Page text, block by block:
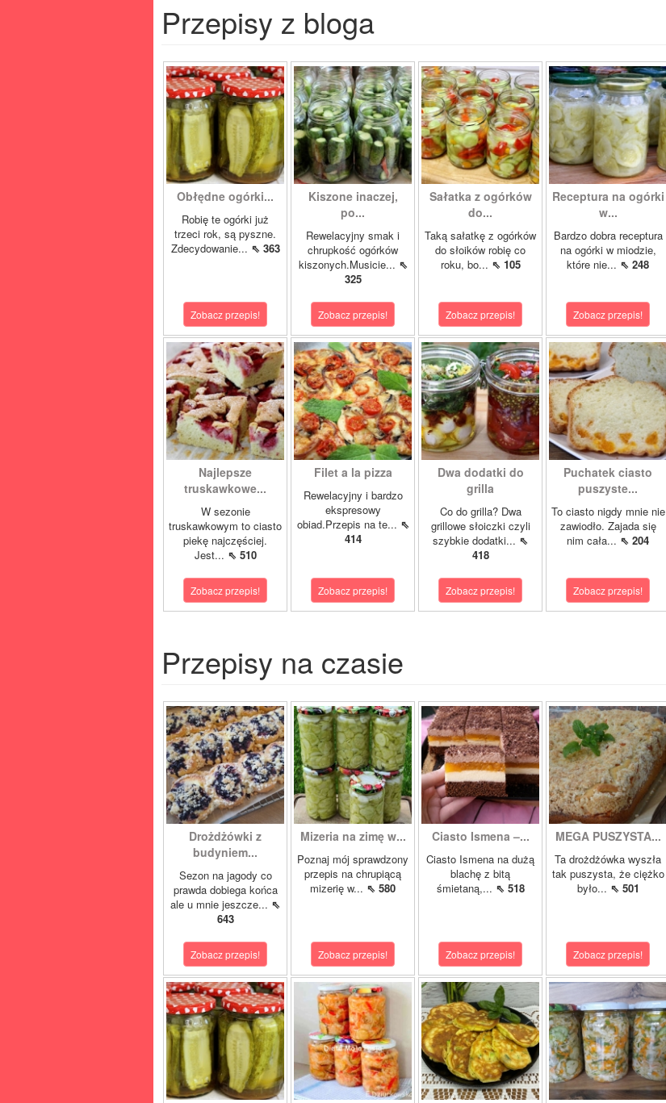
Przepisy z bloga
Obłędne ogórki...
Robię te ogórki już
trzeci rok, są pyszne.
Zdecydowanie... ⇖ 363
Zobacz przepis!
Kiszone inaczej,
po...
Rewelacyjny smak i
chrupkość ogórków
kiszonych.Musicie... ⇖
325
Zobacz przepis!
Sałatka z ogórków
do...
Taką sałatkę z ogórków
do słoików robię co
roku, bo... ⇖ 105
Zobacz przepis!
Receptura na ogórki
w...
Bardzo dobra receptura
na ogórki w miodzie,
które nie... ⇖ 248
Zobacz przepis!
Najlepsze
truskawkowe...
W sezonie
truskawkowym to ciasto
piekę najczęściej.
Jest... ⇖ 510
Zobacz przepis!
Filet a la pizza
Rewelacyjny i bardzo
ekspresowy
obiad.Przepis na te... ⇖
414
Zobacz przepis!
Dwa dodatki do
grilla
Co do grilla? Dwa
grillowe słoiczki czyli
szybkie dodatki... ⇖
418
Zobacz przepis!
Puchatek ciasto
puszyste...
To ciasto nigdy mnie nie
zawiodło. Zajada się
nim cała... ⇖ 204
Zobacz przepis!
Przepisy na czasie
Drożdżówki z
budyniem...
Sezon na jagody co
prawda dobiega końca
ale u mnie jeszcze... ⇖
643
Zobacz przepis!
Mizeria na zimę w...
Poznaj mój sprawdzony
przepis na chrupiącą
mizerię w... ⇖ 580
Zobacz przepis!
Ciasto Ismena –...
Ciasto Ismena na dużą
blachę z bitą
śmietaną,... ⇖ 518
Zobacz przepis!
MEGA PUSZYSTA...
Ta drożdżówka wyszła
tak puszysta, że ciężko
było... ⇖ 501
Zobacz przepis!